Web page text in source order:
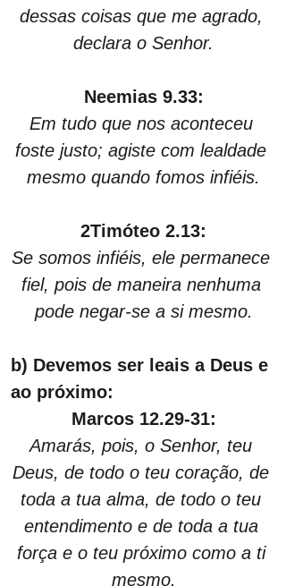
dessas coisas que me agrado,
declara o Senhor.
Neemias 9.33:
Em tudo que nos aconteceu
foste justo; agiste com lealdade
mesmo quando fomos infiéis.
2Timóteo 2.13:
Se somos infiéis, ele permanece
fiel, pois de maneira nenhuma
pode negar-se a si mesmo.
b) Devemos ser leais a Deus e
ao próximo:
Marcos 12.29-31:
Amarás, pois, o Senhor, teu
Deus, de todo o teu coração, de
toda a tua alma, de todo o teu
entendimento e de toda a tua
força e o teu próximo como a ti
mesmo.